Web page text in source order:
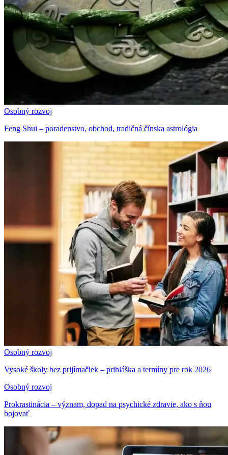
Osobný rozvoj
Feng Shui – poradenstvo, obchod, tradičná čínska astrológia
Osobný rozvoj
Vysoké školy bez prijímačiek – prihláška a termíny pre rok 2026
Osobný rozvoj
Prokrastinácia – význam, dopad na psychické zdravie, ako s ňou
bojovať